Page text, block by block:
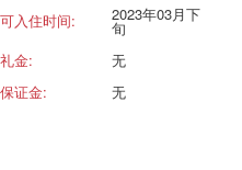
可入住时间: 2023年03月下
旬
礼金:
无
保证金:
无